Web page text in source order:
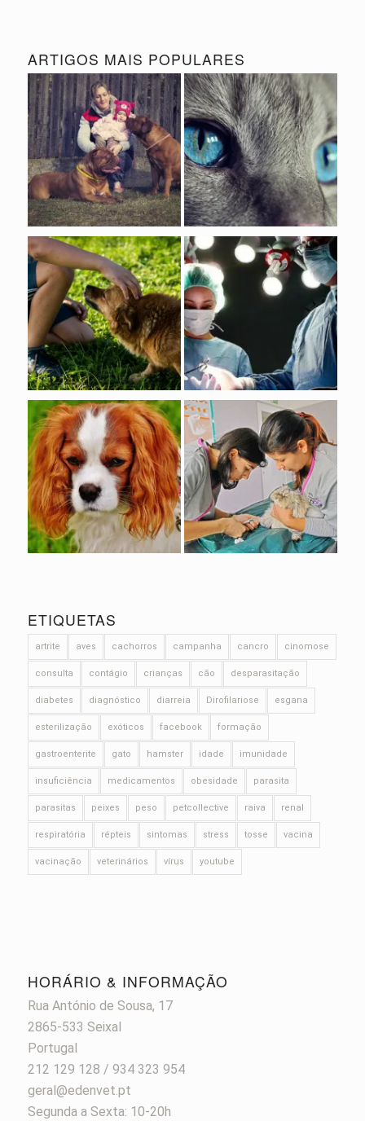
ARTIGOS MAIS POPULARES
ETIQUETAS
artrite aves cachorros campanha cancro cinomose
consulta contágio crianças cão desparasitação
diabetes diagnóstico diarreia Dirofilariose esgana
esterilização exóticos facebook formação
gastroenterite gato hamster idade imunidade
insuficiência medicamentos obesidade parasita
parasitas peixes peso petcollective raiva renal
respiratória répteis sintomas stress tosse vacina
vacinação veterinários vírus youtube
HORÁRIO & INFORMAÇÃO
Rua António de Sousa, 17
2865-533 Seixal
Portugal
212 129 128 / 934 323 954
geral@edenvet.pt
Segunda a Sexta: 10-20h